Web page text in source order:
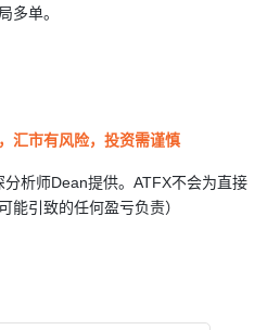
多单。
汇市有风险，投资需谨慎
分析师Dean提供。ATFX不会为直接
能引致的任何盈亏负责）